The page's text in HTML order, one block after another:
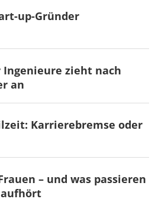
up-Gründer
zieht nach
an
Karrierebremse oder
– und was passieren
aufhört